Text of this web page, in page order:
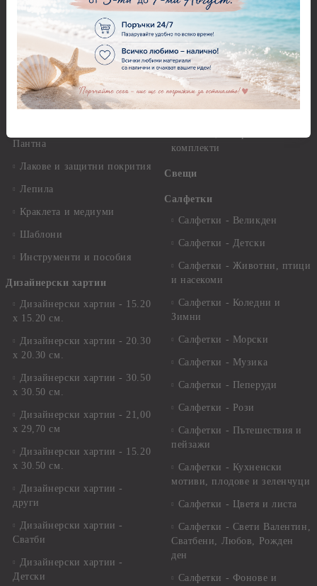
Декупажна хартия - Други
Антични пасти
Вакс пасти
Грунд, Основи, Релефни
пасти
Пантна
Лакове и защитни покрития
Лепила
Краклета и медиуми
Шаблони
Инструменти и пособия
Дизайнерски хартии
Дизайнерски хартии - 15.20
х 15.20 см.
Дизайнерски хартии - 20.30
х 20.30 см.
Дизайнерски хартии - 30.50
х 30.50 см.
Дизайнерски хартии - 21,00
х 29,70 см
Дизайнерски хартии - 15.20
x 30.50 см.
Дизайнерски хартии -
други
Дизайнерски хартии -
Сватби
Дизайнерски хартии -
Детски
Рисуване
Грунд и почистващи
разтвори
Платна за рисуване
Стативи и поставки
Четки и инструменти
комплекти
Свещи
Салфетки
Салфетки - Великден
Салфетки - Детски
Салфетки - Животни, птици
и насекоми
Салфетки - Коледни и
Зимни
Салфетки - Морски
Салфетки - Музика
Салфетки - Пеперуди
Салфетки - Рози
Салфетки - Пътешествия и
пейзажи
Салфетки - Кухненски
мотиви, плодове и зеленчуци
Салфетки - Цветя и листа
Салфетки - Свети Валентин,
Сватбени, Любов, Рожден
ден
Салфетки - Фонове и